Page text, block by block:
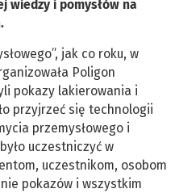
wiedzy i pomysłów na
jak co roku, w
Poligon
pokazy lakierowania i
przyjrzeć się technologii
przemysłowego i
uczestniczyć w
uczestnikom, osobom
pokazów i wszystkim